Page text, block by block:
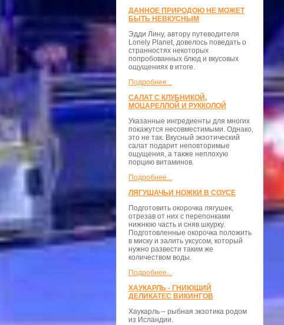
ДАННОЕ ПРИРОДОЮ НЕ МОЖЕТ
БЫТЬ НЕВКУСНЫМ
Эдди Лину, автору путеводителя
Lonely Planet, довелось поведать о
странностях некоторых
попробованных блюд и вкусовых
ощущениях в итоге.
Подробнее...
САЛАТ С КЛУБНИКОЙ,
МОЦАРЕЛЛОЙ И РУККОЛОЙ
Указанные ингредиенты для многих
покажутся несовместимыми. Однако,
это не так. Вкусный экзотический
салат подарит неповторимые
ощущения, а также неплохую
порцию витаминов.
Подробнее...
ЛЯГУШАЧЬИ НОЖКИ В СОУСЕ
Подготовить окорочка лягушек,
отрезав от них с перепонками
нижнюю часть и сняв шкурку.
Подготовленные окорочка положить
в миску и залить уксусом, который
нужно развести таким же
количеством воды.
Подробнее...
ХАУКАРЛЬ - ГНИЮЩИЙ
ДЕЛИКАТЕС ВИКИНГОВ
Хаукарль – рыбная экзотика родом
из Исландии.